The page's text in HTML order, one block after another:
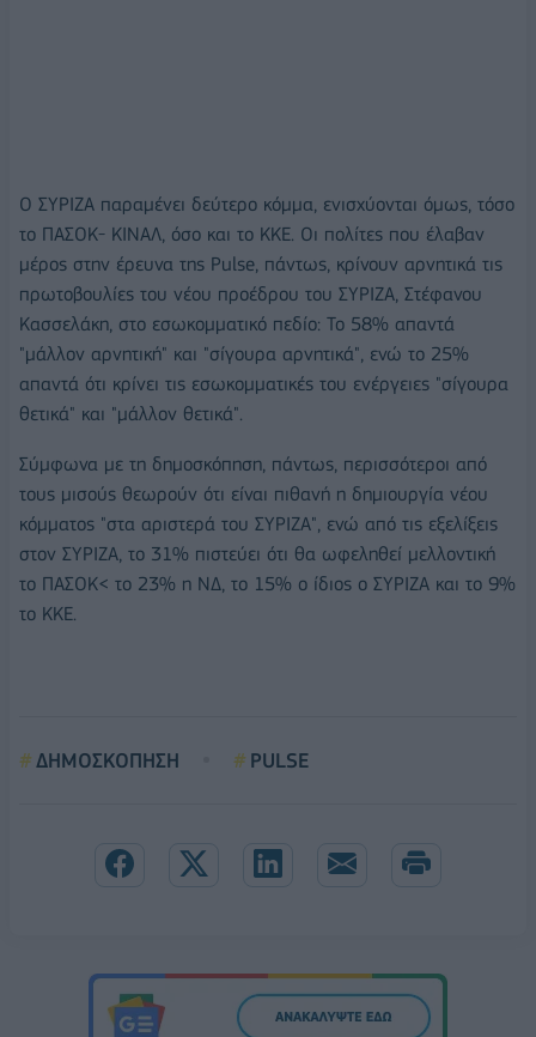
Ο ΣΥΡΙΖΑ παραμένει δεύτερο κόμμα, ενισχύονται όμως, τόσο
το ΠΑΣΟΚ- ΚΙΝΑΛ, όσο και το ΚΚΕ. Οι πολίτες που έλαβαν
μέρος στην έρευνα της Pulse, πάντως, κρίνουν αρνητικά τις
πρωτοβουλίες του νέου προέδρου του ΣΥΡΙΖΑ, Στέφανου
Κασσελάκη, στο εσωκομματικό πεδίο: Το 58% απαντά
"μάλλον αρνητική" και "σίγουρα αρνητικά", ενώ το 25%
απαντά ότι κρίνει τις εσωκομματικές του ενέργειες "σίγουρα
θετικά" και "μάλλον θετικά".
Σύμφωνα με τη δημοσκόπηση, πάντως, περισσότεροι από
τους μισούς θεωρούν ότι είναι πιθανή η δημιουργία νέου
κόμματος "στα αριστερά του ΣΥΡΙΖΑ", ενώ από τις εξελίξεις
στον ΣΥΡΙΖΑ, το 31% πιστεύει ότι θα ωφεληθεί μελλοντική
το ΠΑΣΟΚ< το 23% η ΝΔ, το 15% ο ίδιος ο ΣΥΡΙΖΑ και το 9%
το ΚΚΕ.
ΔΗΜΟΣΚΟΠΗΣΗ PULSE